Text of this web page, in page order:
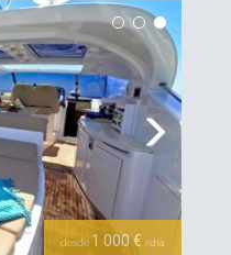
ver detalles >>
desde 1 000 € /día